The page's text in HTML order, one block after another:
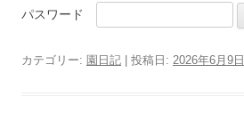
パスワード
カテゴリー: 園日記 | 投稿日: 2026年6月9日